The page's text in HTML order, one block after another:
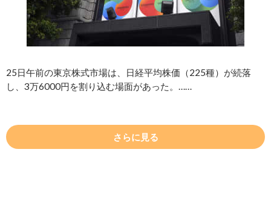
25日午前の東京株式市場は、日経平均株価（225種）が続落
し、3万6000円を割り込む場面があった。……
さらに見る